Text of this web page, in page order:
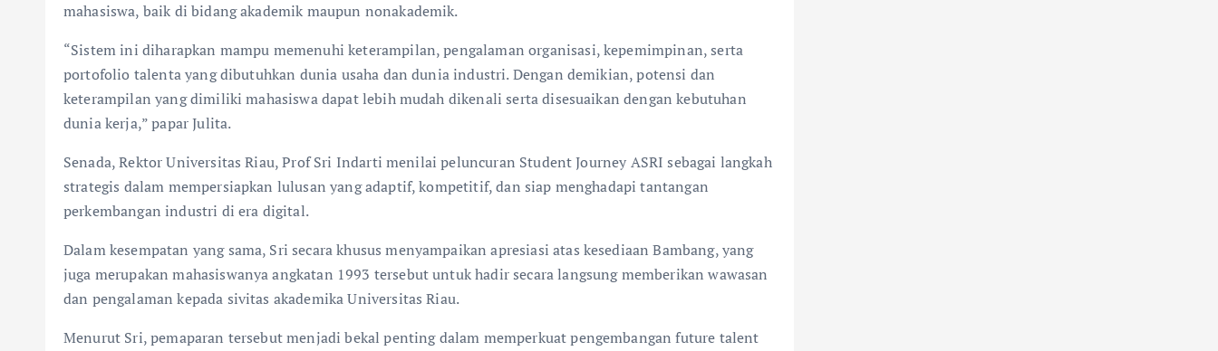
mahasiswa, baik di bidang akademik maupun nonakademik.
“Sistem ini diharapkan mampu memenuhi keterampilan, pengalaman organisasi, kepemimpinan, serta
portofolio talenta yang dibutuhkan dunia usaha dan dunia industri. Dengan demikian, potensi dan
keterampilan yang dimiliki mahasiswa dapat lebih mudah dikenali serta disesuaikan dengan kebutuhan
dunia kerja,” papar Julita.
Senada, Rektor Universitas Riau, Prof Sri Indarti menilai peluncuran Student Journey ASRI sebagai langkah
strategis dalam mempersiapkan lulusan yang adaptif, kompetitif, dan siap menghadapi tantangan
perkembangan industri di era digital.
Dalam kesempatan yang sama, Sri secara khusus menyampaikan apresiasi atas kesediaan Bambang, yang
juga merupakan mahasiswanya angkatan 1993 tersebut untuk hadir secara langsung memberikan wawasan
dan pengalaman kepada sivitas akademika Universitas Riau.
Menurut Sri, pemaparan tersebut menjadi bekal penting dalam memperkuat pengembangan future talent